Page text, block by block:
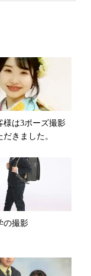
様は3ポーズ撮影
きました。
の撮影